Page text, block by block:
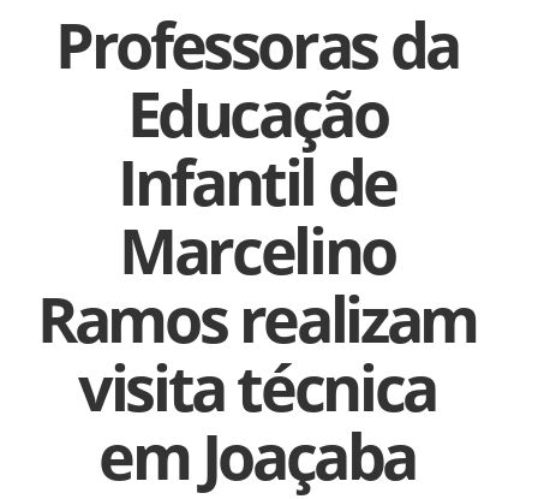
Professoras da
Educação
Infantil de
Marcelino
Ramos realizam
visita técnica
em Joaçaba